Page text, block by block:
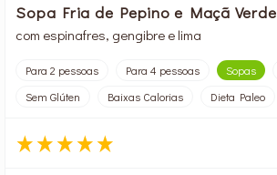
Sopa Fria de Pepino e Maçã Verde
com espinafres, gengibre e lima
Para 2 pessoas Para 4 pessoas Sopas
Sem Glúten
Baixas Calorias Dieta Paleo